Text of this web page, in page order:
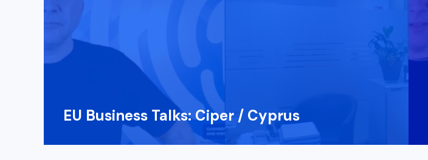
EU Business Talks: Ciper / Cyprus